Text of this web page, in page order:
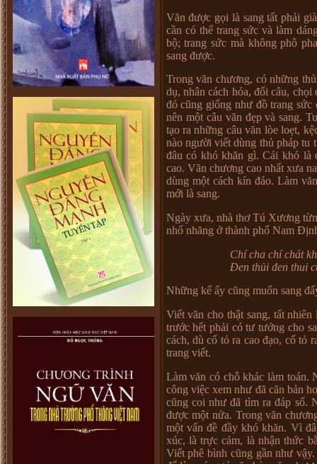
Văn được gọi là sang tất phải
cần có thể trang sức và làm
bộ; trang sức mà không phô
sang được.
Trong văn chương, có những
dụ, nhân cách hóa, đối câu,
đó cũng giống như đồ trang
nên một câu văn đẹp và sang.
tạo ra những câu văn lòe loẹt,
nào người viết dùng thủ pháp
đâu có khó khăn gì. Cái khó là
cao. Văn chương cao nhất xưa
dùng một cách kín đáo. Làm
mới là sang.
Ngày xưa, nhà thơ Tú Xương
nhố nhăng ở thành phố Nam
Chí cha chí chát
Đen thủi đen thui
Những kể ấy cũng muốn sang
Viết văn cho thật sang, tất
trước hết phải có tư tưởng cho
cách, dù cố tỏ ra cao đạo, cố tỏ
trang viết.
Làm văn có chỗ khác làm toán.
công việc xem như đã căn bản
cũng coi như đã tìm ra đáp số.
được một nửa. Trong văn
một vấn đề đầy khó khăn. Vì
xúc, là trực cảm, là nhận thức
Viết phê bình cũng gần như